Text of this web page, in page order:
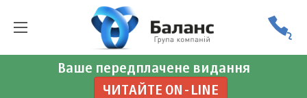
Ваше передплачене видання
ЧИТАЙТЕ ON-LINE